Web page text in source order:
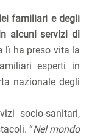
familiari e degli
alcuni servizi di
lì ha preso vita la
esperti in
nazionale degli
socio-sanitari,
“Nel mondo